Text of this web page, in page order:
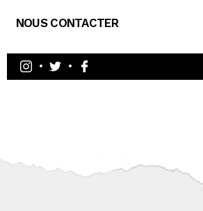
NOUS CONTACTER